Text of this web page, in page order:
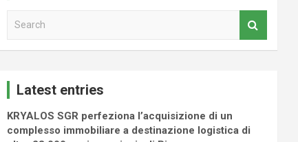
Latest entries
KRYALOS SGR perfeziona l’acquisizione di un
complesso immobiliare a destinazione logistica di